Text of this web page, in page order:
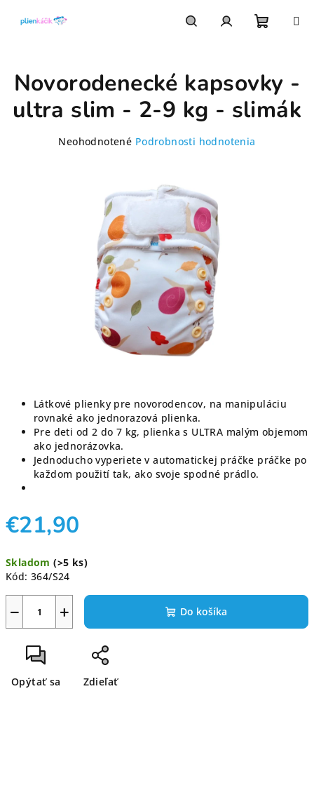
košík
Látkové plienky pre novorodencov, na manipuláciu
rovnaké ako jednorazová plienka.
Pre deti od 2 do 7 kg, plienka s ULTRA malým objemom
ako jednorázovka.
Jednoducho vyperiete v automatickej práčke práčke po
každom použití tak, ako svoje spodné prádlo.
€21,90
cena:
Skladom(>5 ks)
Kód: 364/S24
+
− Do košíka
Opýtať sa Zdieľať
Novorodenecké kapsovky -
ultra slim - 2-9 kg - slimák
Priemerné
hviezdičiek.
Neohodnotené Podrobnosti hodnotenia